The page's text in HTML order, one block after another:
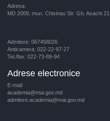
Adresa:
MD 2009, mun. Chisinau Str. Gh. Asachi 21
Admitere: 067458026
Anticamera: 022-22-97-27
Tel./fax: 022-73-89-94
Adrese electronice
E-mail:
academia@mai.gov.md
admitere.academia@mai.gov.md